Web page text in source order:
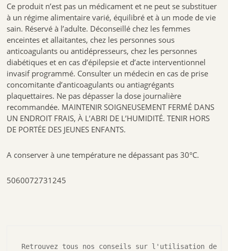
Ce produit n’est pas un médicament et ne peut se substituer
à un régime alimentaire varié, équilibré et à un mode de vie
sain. Réservé à l’adulte. Déconseillé chez les femmes
enceintes et allaitantes, chez les personnes sous
anticoagulants ou antidépresseurs, chez les personnes
diabétiques et en cas d’épilepsie et d’acte interventionnel
invasif programmé. Consulter un médecin en cas de prise
concomitante d’anticoagulants ou antiagrégants
plaquettaires. Ne pas dépasser la dose journalière
recommandée. MAINTENIR SOIGNEUSEMENT FERMÉ DANS
UN ENDROIT FRAIS, À L’ABRI DE L’HUMIDITÉ. TENIR HORS
DE PORTÉE DES JEUNES ENFANTS.
A conserver à une température ne dépassant pas 30°C.
5060072731245
Retrouvez tous nos conseils sur l'utilisation de